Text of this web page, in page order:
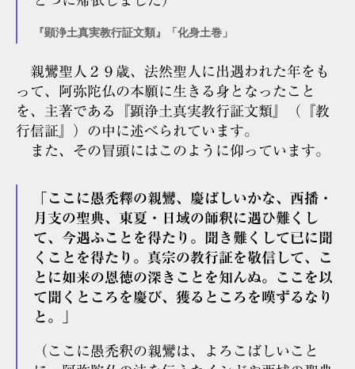
『顕浄土真実教行証文類』「化身土巻」
親鸞聖人２９歳、法然聖人に出遇われた年をも
って、阿弥陀仏の本願に生きる身となったこと
を、主著である『顕浄土真実教行証文類』（『教
行信証』）の中に述べられています。
また、その冒頭にはこのように仰っています。
「ここに愚禿釋の親鸞、慶ばしいかな、西播・
月支の聖典、東夏・日域の師釈に遇ひ難くし
て、今遇ふことを得たり。聞き難くして已に聞
くことを得たり。真宗の教行証を敬信して、こ
とに如来の恩徳の深きことを知んぬ。ここを以
て聞くところを慶び、獲るところを嘆ずるなり
と。」
（ここに愚禿釈の親鸞は、よろこばしいこと